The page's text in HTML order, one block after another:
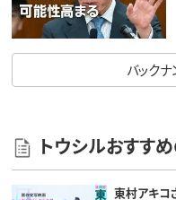
バック
トウシルおすす
東村アキコ